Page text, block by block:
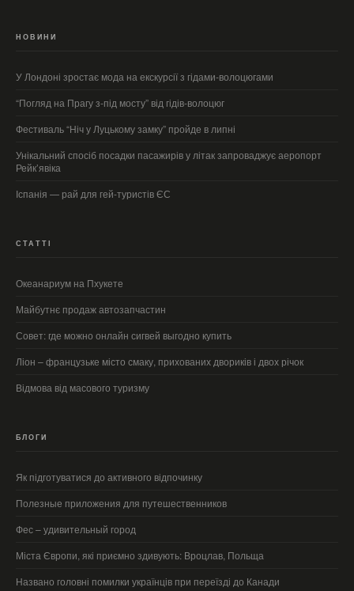
НОВИНИ
У Лондоні зростає мода на екскурсії з гідами-волоцюгами
“Погляд на Прагу з-під мосту” від гідів-волоцюг
Фестиваль “Ніч у Луцькому замку” пройде в липні
Унікальний спосіб посадки пасажирів у літак запроваджує аеропорт
Рейк’явіка
Іспанія — рай для гей-туристів ЄС
СТАТТІ
Океанариум на Пхукете
Майбутнє продаж автозапчастин
Совет: где можно онлайн сигвей выгодно купить
Ліон – французьке місто смаку, прихованих двориків і двох річок
Відмова від масового туризму
БЛОГИ
Як підготуватися до активного відпочинку
Полезные приложения для путешественников
Фес – удивительный город
Міста Європи, які приємно здивують: Вроцлав, Польща
Названо головні помилки українців при переїзді до Канади